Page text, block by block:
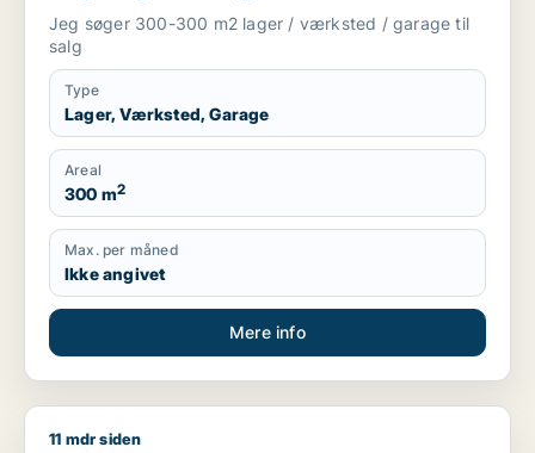
Jeg søger 300-300 m2 lager / værksted / garage til
salg
Type
Lager, Værksted, Garage
Areal
300 m2
Max. per måned
Ikke angivet
Mere info
Morten søger kontor, lager, værksted, butik, klinik,
11 mdr siden